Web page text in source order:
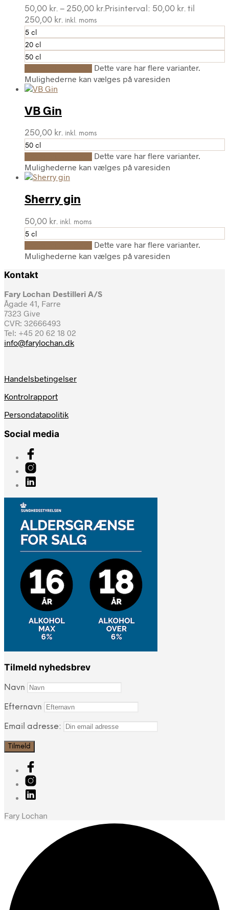
50,00 kr. – 250,00 kr.Prisinterval: 50,00 kr. til
250,00 kr. inkl. moms
5 cl
20 cl
50 cl
Dette vare har flere varianter.
Mulighederne kan vælges på varesiden
VB Gin
250,00 kr. inkl. moms
50 cl
Dette vare har flere varianter.
Mulighederne kan vælges på varesiden
Sherry gin
50,00 kr. inkl. moms
5 cl
Dette vare har flere varianter.
Mulighederne kan vælges på varesiden
Kontakt
Fary Lochan Destilleri A/S
Ågade 41, Farre
7323 Give
CVR: 32666493
Tel: +45 20 62 18 02
info@farylochan.dk
Handelsbetingelser
Kontrolrapport
Persondatapolitik
Social media
Tilmeld nyhedsbrev
Navn
Efternavn
Email adresse:
Fary Lochan